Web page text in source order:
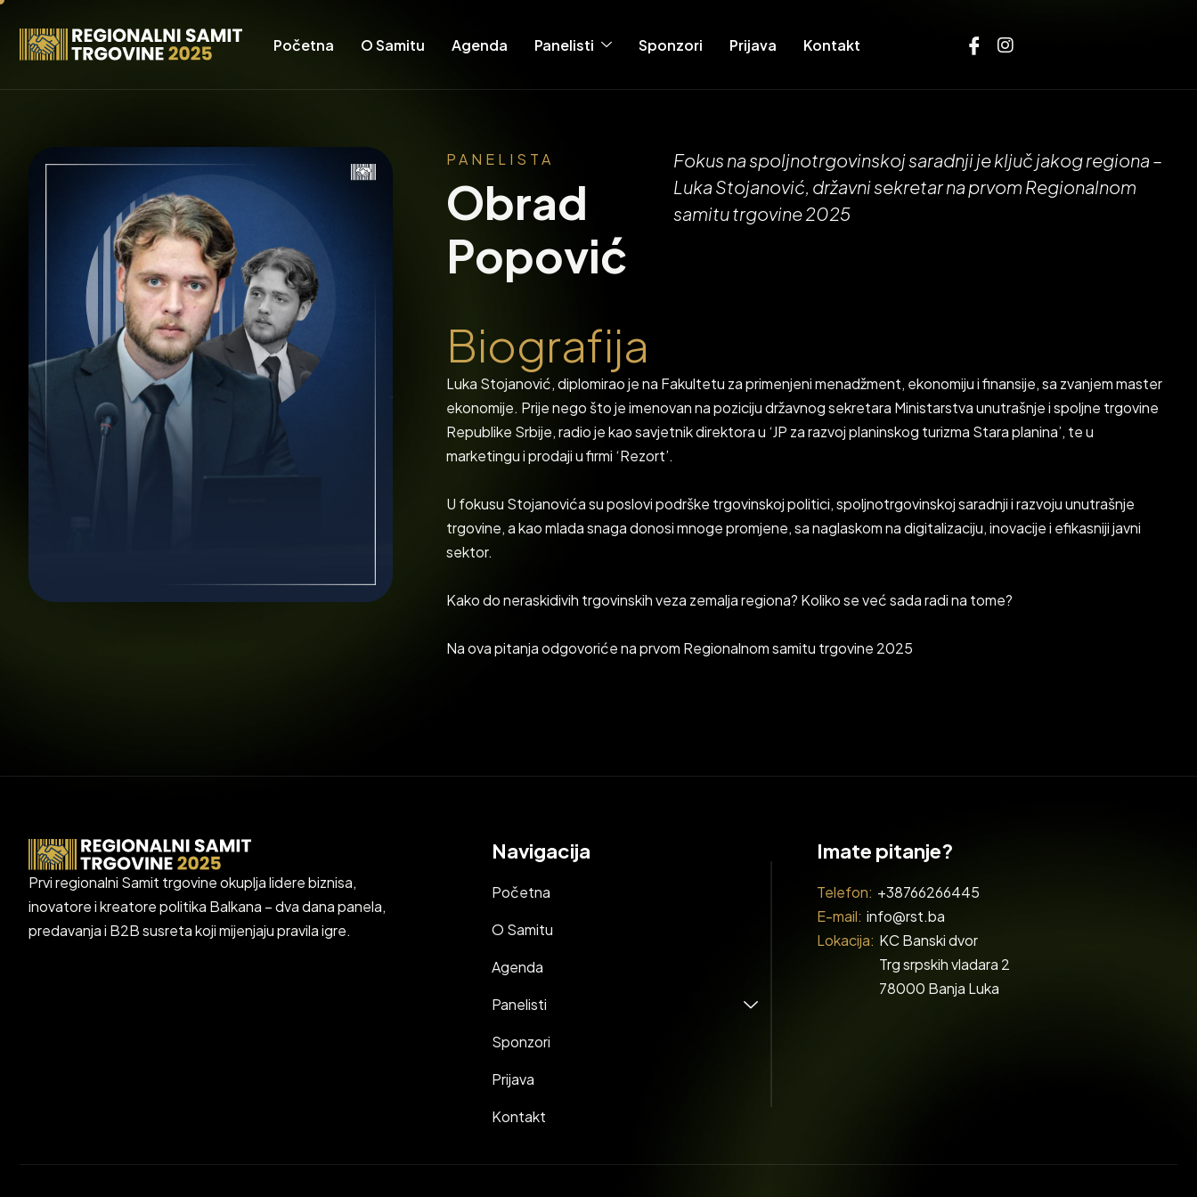
Početna O Samitu Agenda Panelisti Sponzori Prijava Kontakt
PANELISTA
Obrad
Popović
Fokus naspoljnotrgovinskojsaradnjijeključ jakogregiona –
Luka Stojanović, državnisekretarna prvom Regionalnom
samitutrgovine2025
Biografija
Luka Stojanović, diplomirao je na Fakultetu za primenjeni menadžment, ekonomiju i finansije, sa zvanjem master
ekonomije. Prije nego što je imenovan na poziciju državnog sekretara Ministarstva unutrašnje i spoljne trgovine
Republike Srbije, radio je kao savjetnik direktora u ‘JP za razvoj planinskog turizma Stara planina’, te u
marketingu i prodaji u firmi ‘Rezort’.
U fokusu Stojanovića su poslovi podrške trgovinskoj politici, spoljnotrgovinskoj saradnji i razvoju unutrašnje
trgovine, a kao mlada snaga donosi mnoge promjene, sa naglaskom na digitalizaciju, inovacije i efikasniji javni
sektor.
Kako do neraskidivih trgovinskih veza zemalja regiona? Koliko se već sada radi na tome?
Na ova pitanja odgovoriće na prvom Regionalnom samitu trgovine 2025
Prvi regionalni Samit trgovine okuplja lidere biznisa,
inovatore i kreatore politika Balkana – dva dana panela,
predavanja i B2B susreta koji mijenjaju pravila igre.
Navigacija
Početna
O Samitu
Agenda
Panelisti
Sponzori
Prijava
Kontakt
Imate pitanje?
Telefon: +38766266445
E-mail: info@rst.ba
Lokacija: KC Banski dvor
Trg srpskih vladara 2
78000 Banja Luka